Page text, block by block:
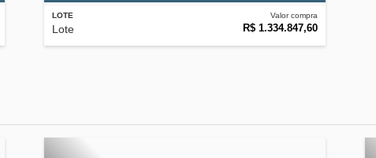
LOTE
Lote
Valor compra
R$ 1.334.847,60